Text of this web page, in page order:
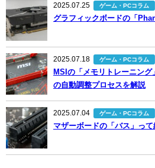
2025.07.25 ゲーム・PCコラム
グラフィックボードの「
2025.07.18 ゲーム・PCコラム
MSIの「メモリトレーニン
の自動調整プロセスを解説
2025.07.04 ゲーム・PCコラム
マザーボードの「バス」って